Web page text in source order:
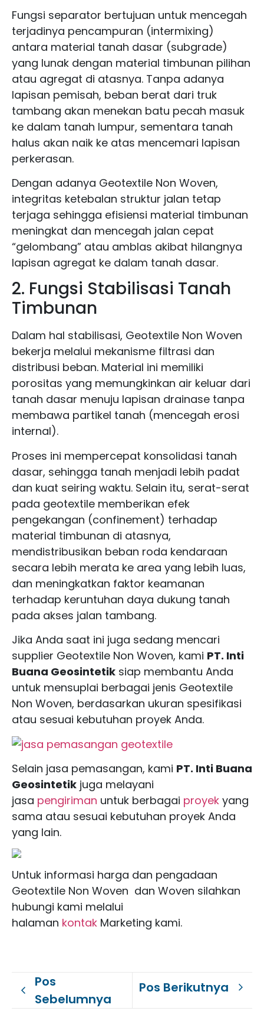
Fungsi separator bertujuan untuk mencegah
terjadinya pencampuran (intermixing)
antara material tanah dasar (subgrade)
yang lunak dengan material timbunan pilihan
atau agregat di atasnya. Tanpa adanya
lapisan pemisah, beban berat dari truk
tambang akan menekan batu pecah masuk
ke dalam tanah lumpur, sementara tanah
halus akan naik ke atas mencemari lapisan
perkerasan.
Dengan adanya Geotextile Non Woven,
integritas ketebalan struktur jalan tetap
terjaga sehingga efisiensi material timbunan
meningkat dan mencegah jalan cepat
“gelombang” atau amblas akibat hilangnya
lapisan agregat ke dalam tanah dasar.
2. Fungsi Stabilisasi Tanah
Timbunan
Dalam hal stabilisasi, Geotextile Non Woven
bekerja melalui mekanisme filtrasi dan
distribusi beban. Material ini memiliki
porositas yang memungkinkan air keluar dari
tanah dasar menuju lapisan drainase tanpa
membawa partikel tanah (mencegah erosi
internal).
Proses ini mempercepat konsolidasi tanah
dasar, sehingga tanah menjadi lebih padat
dan kuat seiring waktu. Selain itu, serat-serat
pada geotextile memberikan efek
pengekangan (confinement) terhadap
material timbunan di atasnya,
mendistribusikan beban roda kendaraan
secara lebih merata ke area yang lebih luas,
dan meningkatkan faktor keamanan
terhadap keruntuhan daya dukung tanah
pada akses jalan tambang.
Jika Anda saat ini juga sedang mencari
supplier Geotextile Non Woven, kami PT. Inti
Buana Geosintetik siap membantu Anda
untuk mensuplai berbagai jenis Geotextile
Non Woven, berdasarkan ukuran spesifikasi
atau sesuai kebutuhan proyek Anda.
Selain jasa pemasangan, kami PT. Inti Buana
Geosintetik juga melayani
jasa pengiriman untuk berbagai proyek yang
sama atau sesuai kebutuhan proyek Anda
yang lain.
Untuk informasi harga dan pengadaan
Geotextile Non Woven dan Woven silahkan
hubungi kami melalui
halaman kontak Marketing kami.
Pos
Sebelumnya
Pos Berikutnya